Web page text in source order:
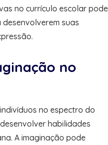
no currículo escolar pode
suas
no
no espectro do
habilidades
A imaginação pode